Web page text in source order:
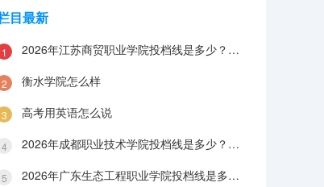
目最新
2026年江苏商贸职业学院投档线是多少？分数线、费用与入学攻略
衡水学院怎么样
高考用英语怎么说
2026年成都职业技术学院投档线是多少？分数线、费用与入学攻略
2026年广东生态工程职业学院投档线是多少？分数线、费用与入学攻略